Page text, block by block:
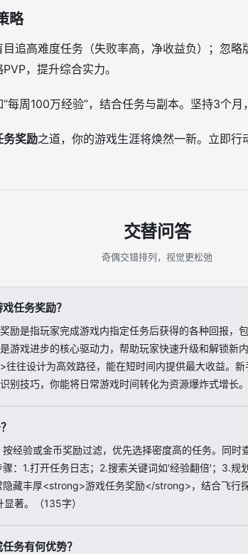
略
追高难度任务（失败率高，净收益负）；忽
，提升综合实力。
每周100万经验”，结合任务与副本。坚持3个月
务奖励之道，你的游戏生涯将焕然一新。立即行
交替问答
奇偶交错排列，视觉更松弛
任务奖励？
励是指玩家完成游戏内指定任务后获得的各种回报，
游戏进步的核心驱动力，帮助玩家快速升级和解锁新
往往设计为高效路径，能在短时间内提供最大收益。
别技巧，你能将日常游戏时间转化为资源爆炸式增长。
经验或金币奖励过滤，优先选择密度高的任务。同时
：1.打开任务日志；2.搜索关键词如'经验翻倍'；3.规
隐藏丰厚<strong>游戏任务奖励</strong>，结合飞行
著。（135字）
务有何优势？